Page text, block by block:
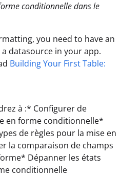
conditionnelle dans le
you need to have an
datasource in your app.
Building Your First Table:
à :* Configurer de
en forme conditionnelle*
de règles pour la mise en
la comparaison de champs
Dépanner les états
conditionnelle